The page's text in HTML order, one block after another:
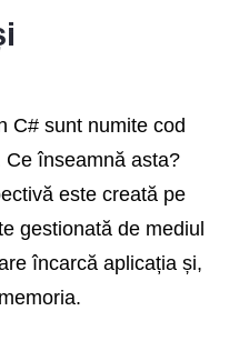
C# sunt numite cod
înseamnă asta?
este creată pe
gestionată de mediul
încarcă aplicația și,